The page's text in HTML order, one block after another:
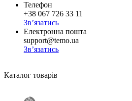
Телефон
+38 067 726 33 11
Зв’язатись
Електронна пошта
support@temo.ua
Зв’язатись
Каталог товарів